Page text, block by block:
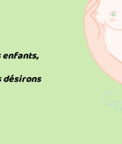
enfants,
désirons